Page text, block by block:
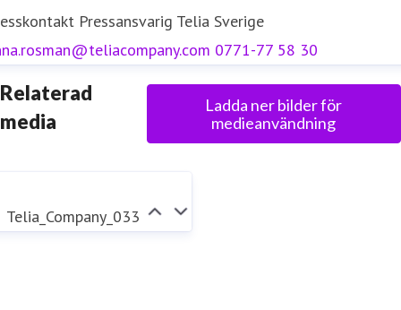
Pressansvarig Telia Sverige
0771-77 58 30
Relaterad
media
Ladda ner bilder för
medieanvändning
Telia_Company_033